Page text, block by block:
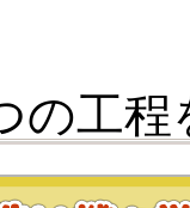
の工程